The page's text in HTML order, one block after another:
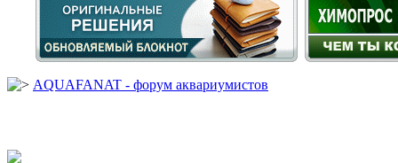
AQUAFANAT - форум аквариумистов